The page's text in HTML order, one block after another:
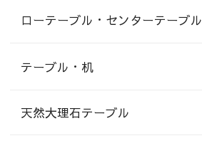
ローテーブル・センターテーブル
テーブル・机
天然大理石テーブル